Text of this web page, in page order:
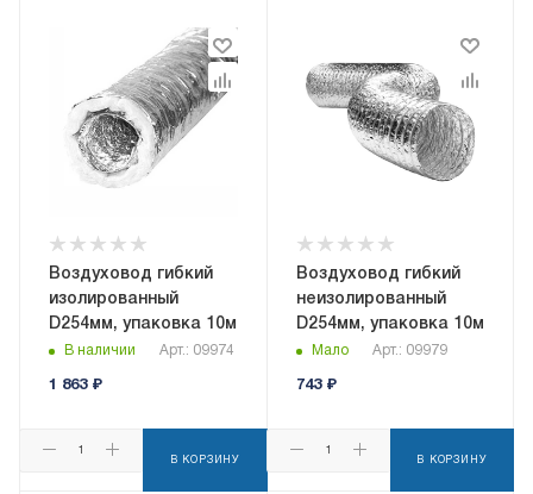
Воздуховод гибкий
изолированный
D254мм, упаковка 10м
В наличии Арт.: 09974
1 863₽
В КОРЗИНУ
Воздуховод гибкий
неизолированный
D254мм, упаковка 10м
Мало Арт.: 09979
743₽
В КОРЗИНУ